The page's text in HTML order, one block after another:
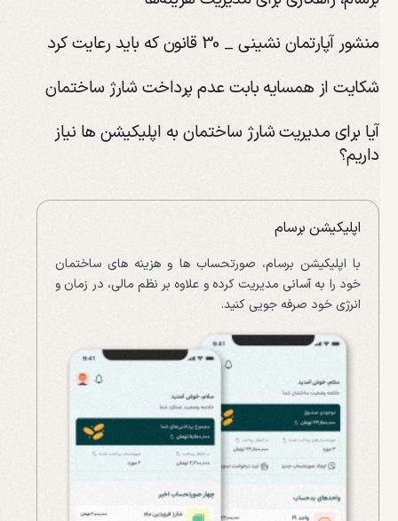
منشور آپارتمان نشینی _ 30 قانون که باید رعایت کرد
شکایت از همسایه بابت عدم پرداخت شارژ ساختمان
آیا برای مدیریت شارژ ساختمان به اپلیکیشن ها نیاز
داریم؟
اپلیکیشن برسام
با اپلیکیشن برسام، صورتحساب ها و هزینه های ساختمان
خود را به آسانی مدیریت کرده و علاوه بر نظم مالی، در زمان و
انرژی خود صرفه جویی کنید.